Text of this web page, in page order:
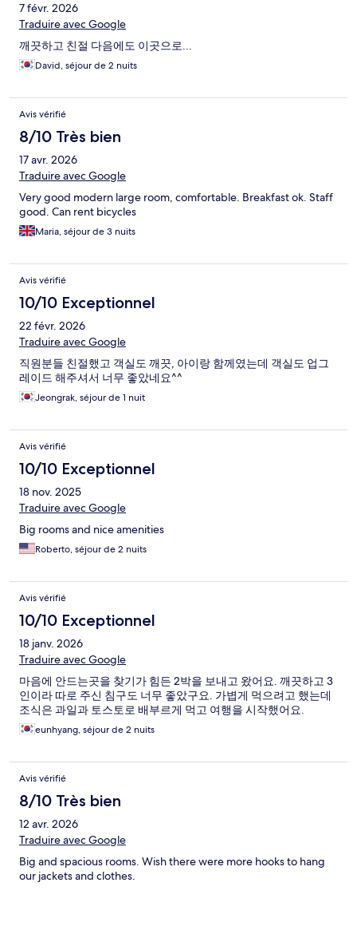
7 févr. 2026
Traduire avec Google
깨끗하고 친절 다음에도 이곳으로...
David, séjour de 2 nuits
Avis vérifié
8/10 Très bien
17 avr. 2026
Traduire avec Google
Very good modern large room, comfortable. Breakfast ok. Staff
good. Can rent bicycles
Maria, séjour de 3 nuits
Avis vérifié
10/10 Exceptionnel
22 févr. 2026
Traduire avec Google
직원분들 친절했고 객실도 깨끗, 아이랑 함께였는데 객실도 업그
레이드 해주셔서 너무 좋았네요^^
Jeongrak, séjour de 1 nuit
Avis vérifié
10/10 Exceptionnel
18 nov. 2025
Traduire avec Google
Big rooms and nice amenities
Roberto, séjour de 2 nuits
Avis vérifié
10/10 Exceptionnel
18 janv. 2026
Traduire avec Google
마음에 안드는곳을 찾기가 힘든 2박을 보내고 왔어요. 깨끗하고 3
인이라 따로 주신 침구도 너무 좋았구요. 가볍게 먹으려고 했는데
조식은 과일과 토스토로 배부르게 먹고 여행을 시작했어요.
eunhyang, séjour de 2 nuits
Avis vérifié
8/10 Très bien
12 avr. 2026
Traduire avec Google
Big and spacious rooms. Wish there were more hooks to hang
our jackets and clothes.